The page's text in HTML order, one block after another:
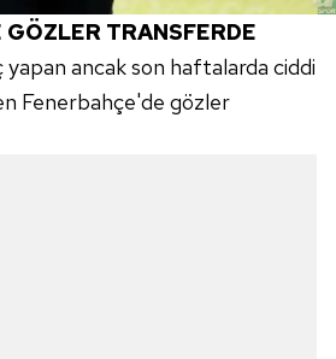
TRANSFERDE
yapan ancak son haftalarda ciddi
Fenerbahçe'de gözler